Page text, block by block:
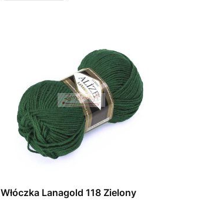
Włóczka Lanagold 118 Zielony